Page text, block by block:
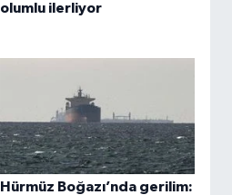
olumlu ilerliyor
Hürmüz Boğazı’nda gerilim: